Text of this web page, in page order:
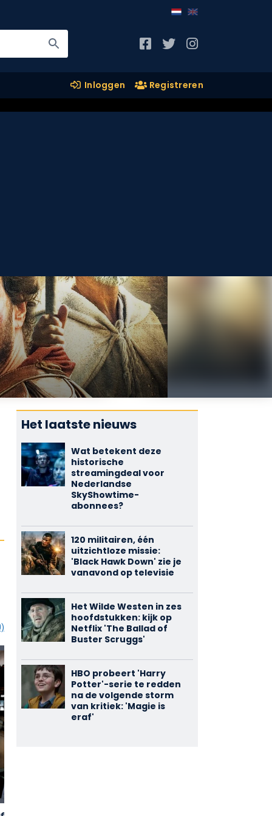
Inloggen Registreren
Het laatste nieuws
Wat betekent deze
historische
streamingdeal voor
Nederlandse
SkyShowtime-
abonnees?
120 militairen, één
uitzichtloze missie:
'Black Hawk Down' zie je
vanavond op televisie
Het Wilde Westen in zes
hoofdstukken: kijk op
Netflix 'The Ballad of
Buster Scruggs'
HBO probeert 'Harry
Potter'-serie te redden
na de volgende storm
van kritiek: 'Magie is
eraf'